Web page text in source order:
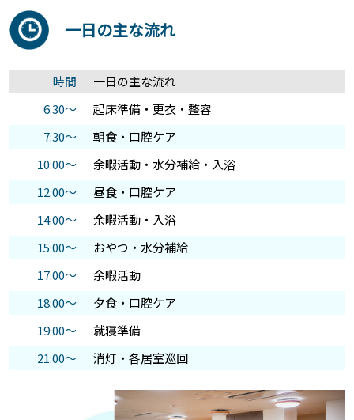
一日の主な流れ
時間
一日の主な流れ
6:30～
起床準備・更衣・整容
7:30～
朝食・口腔ケア
10:00～
余暇活動・水分補給・入浴
12:00～
昼食・口腔ケア
14:00～
余暇活動・入浴
15:00～
おやつ・水分補給
17:00～
余暇活動
18:00～
夕食・口腔ケア
19:00～
就寝準備
21:00～
消灯・各居室巡回